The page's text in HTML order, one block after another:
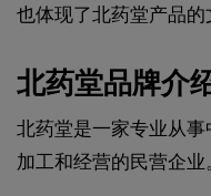
也体现了北药堂产品的
北药堂品牌介
北药堂是一家专业从事
加工和经营的民营企业